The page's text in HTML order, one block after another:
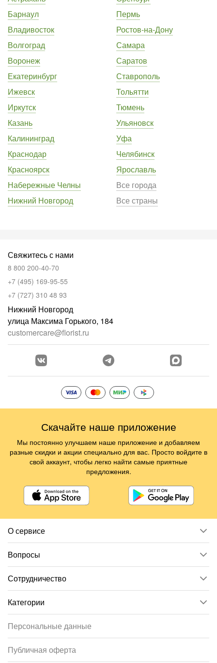
Барнаул
Владивосток
Волгоград
Воронеж
Екатеринбург
Ижевск
Иркутск
Казань
Калининград
Краснодар
Красноярск
Набережные Челны
Нижний Новгород
Пермь
Ростов-на-Дону
Самара
Саратов
Ставрополь
Тольятти
Тюмень
Ульяновск
Уфа
Челябинск
Ярославль
Все города
Все страны
О сервисе
Вопросы
Сотрудничество
Категории
Свяжитесь с нами
8 800 200-40-70
+7 (495) 169-95-55
+7 (727) 310 48 93
Нижний Новгород
улица Максима Горького, 184
customercare@florist.ru
Персональные данные
Публичная оферта
Скачайте наше приложение
Мы постоянно улучшаем наше приложение и добавляем
разные скидки и акции специально для вас. Просто войдите в
свой аккаунт, чтобы легко найти самые приятные
предложения.